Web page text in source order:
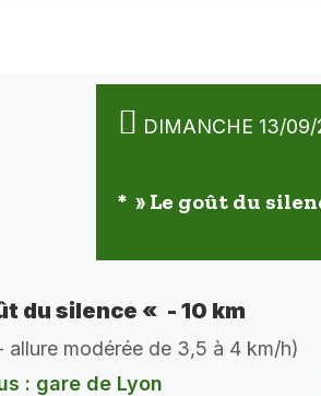
DIMANCHE 13/
* » Le goût du
du silence « - 10 km
allure modérée de 3,5 à 4 km/h)
: gare de Lyon